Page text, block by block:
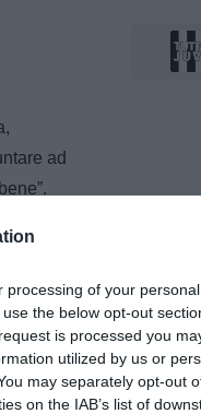
processing of your
the below opt-out
is processed you
utilized by us or
may separately opt-out
on the IAB’s list of
ad